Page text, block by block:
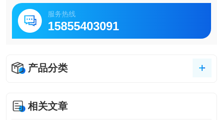
服务热线
15855403091
产品分类
相关文章